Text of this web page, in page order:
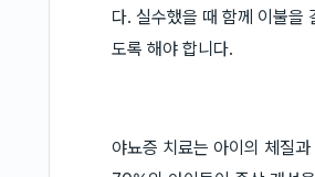
다. 실수했을 때 함께 이불을
도록 해야 합니다.
야뇨증 치료는 아이의 체질